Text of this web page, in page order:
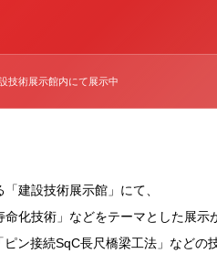
技術展示館内にて展示中
「建設技術展示館 」にて、
化技術」などをテーマとした展示
「ピン接続SqC長尺橋梁工法」 などの